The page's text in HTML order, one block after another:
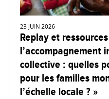
23 JUIN 2026
Replay et
l’accompagnement
collective : quelles
pour les familles
l’échelle locale ? »